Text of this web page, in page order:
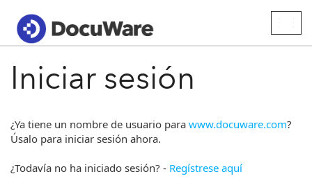
Iniciar sesión
¿Ya tiene un nombre de usuario para www.docuware.com?
Úsalo para iniciar sesión ahora.
¿Todavía no ha iniciado sesión? - Regístrese aquí